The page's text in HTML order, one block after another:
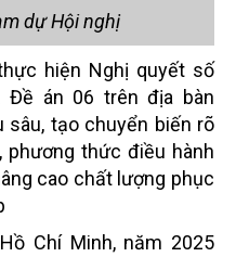
dự Hội nghị
hiện Nghị quyết số
Đề án 06 trên địa bàn
sâu, tạo chuyển biến rõ
thức điều hành
cao chất lượng phục
Chí Minh, năm 2025